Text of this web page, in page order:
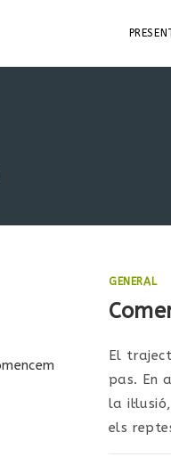
GENERAL
El
pas. En
la
els